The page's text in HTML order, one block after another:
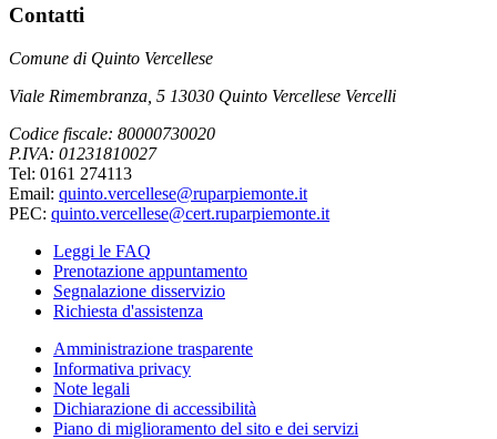
Contatti
Comune di Quinto Vercellese
Viale Rimembranza, 5 13030 Quinto Vercellese Vercelli
Codice fiscale: 80000730020
P.IVA: 01231810027
Tel: 0161 274113
Email: quinto.vercellese@ruparpiemonte.it
PEC: quinto.vercellese@cert.ruparpiemonte.it
Leggi le FAQ
Prenotazione appuntamento
Segnalazione disservizio
Richiesta d'assistenza
Amministrazione trasparente
Informativa privacy
Note legali
Dichiarazione di accessibilità
Piano di miglioramento del sito e dei servizi